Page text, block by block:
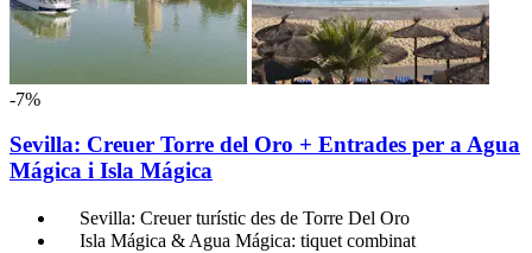
-7%
Sevilla: Creuer Torre del Oro + Entrades per a Agua
Mágica i Isla Mágica
Sevilla: Creuer turístic des de Torre Del Oro
Isla Mágica & Agua Mágica: tiquet combinat